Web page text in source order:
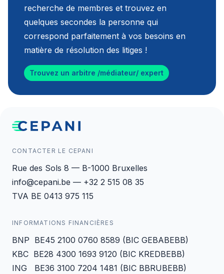
recherche de membres et trouvez en
quelques secondes la personne qui
correspond parfaitement à vos besoins en
matière de résolution des litiges !
Trouvez un arbitre /médiateur/ expert
CONTACTER LE CEPANI
Rue des Sols 8 — B-1000 Bruxelles
info@cepani.be — +32 2 515 08 35
TVA BE 0413 975 115
INFORMATIONS FINANCIÈRES
BNP BE45 2100 0760 8589 (BIC GEBABEBB)
KBC BE28 4300 1693 9120 (BIC KREDBEBB)
ING BE36 3100 7204 1481 (BIC BBRUBEBB)